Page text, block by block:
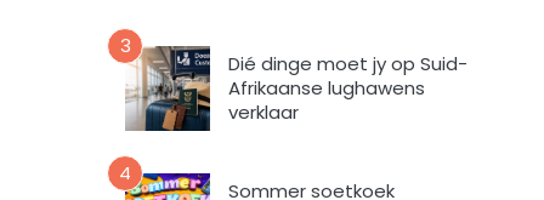
t
e
m
e
d
3
Dié dinge moet jy op Suid-
Afrikaanse lughawens
verklaar
4
Sommer soetkoek